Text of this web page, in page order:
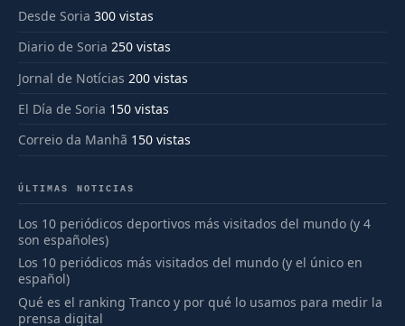
Desde Soria 300 vistas
Diario de Soria 250 vistas
Jornal de Notícias 200 vistas
El Día de Soria 150 vistas
Correio da Manhã 150 vistas
ÚLTIMAS NOTICIAS
Los 10 periódicos deportivos más visitados del mundo (y 4
son españoles)
Los 10 periódicos más visitados del mundo (y el único en
español)
Qué es el ranking Tranco y por qué lo usamos para medir la
prensa digital